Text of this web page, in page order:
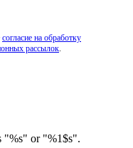
согласие на обработку
рассылок.
"%s" or "%1$s".